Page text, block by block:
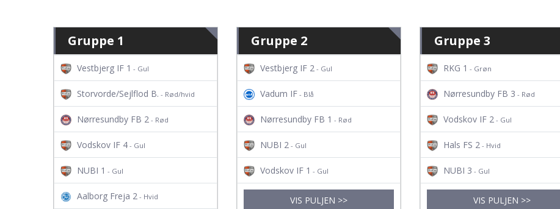
Gruppe 1
Vestbjerg IF 1 - Gul
Storvorde/Sejlflod B. - Rød/hvid
Nørresundby FB 2 - Rød
Vodskov IF 4 - Gul
NUBI 1 - Gul
Aalborg Freja 2 - Hvid
Gruppe 2
Vestbjerg IF 2 - Gul
Vadum IF - Blå
Nørresundby FB 1 - Rød
NUBI 2 - Gul
Vodskov IF 1 - Gul
VIS PULJEN >>
Gruppe 3
RKG 1 - Grøn
Nørresundby FB 3 - Rød
Vodskov IF 2 - Gul
Hals FS 2 - Hvid
NUBI 3 - Gul
VIS PULJEN >>